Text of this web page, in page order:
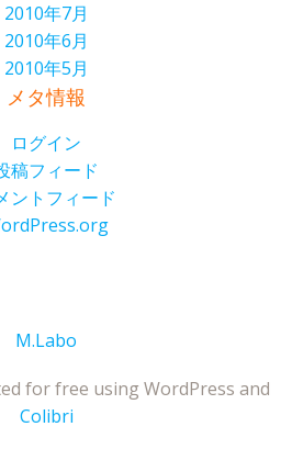
2010年7月
2010年6月
2010年5月
メタ情報
ログイン
稿フィード
ントフィード
M.Labo
for free using WordPress and
Colibri